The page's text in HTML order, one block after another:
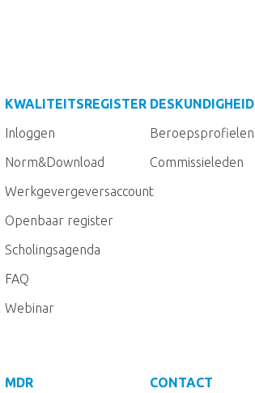
KWALITEITSREGISTER
Inloggen
Norm&Download
Werkgevergeversaccount
Openbaar register
Scholingsagenda
FAQ
Webinar
DESKUNDIGHEID
Beroepsprofielen
Commissieleden
MDR
CONTACT